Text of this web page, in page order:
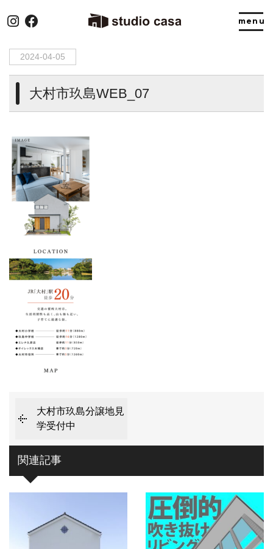
HOME 大村市玖島WEB_07
2024-04-05
大村市玖島WEB_07
大村市玖島分譲地見
学受付中
関連記事